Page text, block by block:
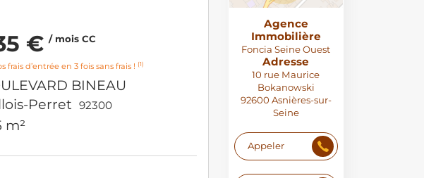
€ / mois CC
frais d’entrée en 3 fois sans frais ! (1)
BINEAU
Perret 92300
m²
Attributions
© MapTiler
© OpenStreetMap
contributors
Agence
Immobilière
Foncia Seine Ouest
Adresse
10 rue Maurice
Bokanowski
92600 Asnières-sur-
Seine
Appeler